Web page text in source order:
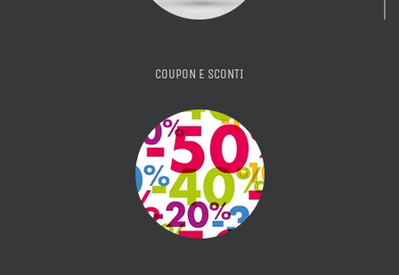
COUPON E SCONTI